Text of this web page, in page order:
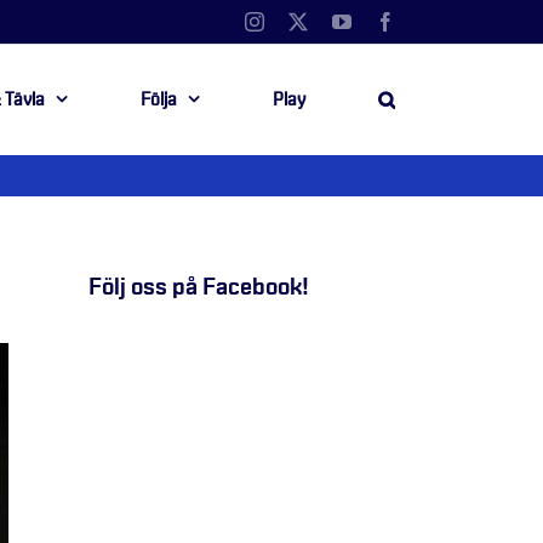
Instagram YouTube
Tävla Följa Play
Följ oss på Facebook!